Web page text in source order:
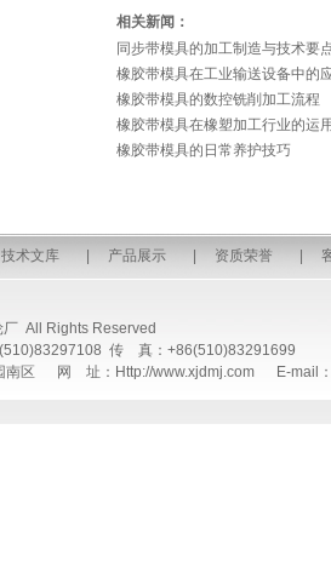
相关新闻：
同步带模具的加工制造与技术要
橡胶带模具在工业输送设备中的
橡胶带模具的数控铣削加工流程
橡胶带模具在橡塑加工行业的运
橡胶带模具的日常养护技巧
技术文库 产品展示 资质荣誉
All Rights Reserved
传 真：+86(510)83291699
南区 网 址：Http://www.xjdmj.com E-mail：